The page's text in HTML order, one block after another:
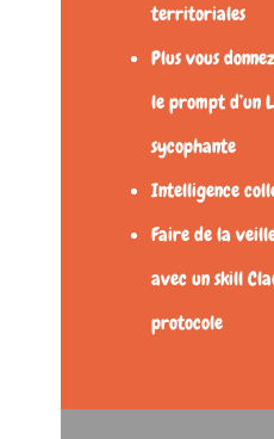
territoriales
Plus vous
le prompt d’un
sycophante
Intelligence
Faire de la
avec un skill
protocole